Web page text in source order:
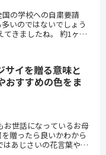
の学校への自粛要請
いのではないでしょう
サイを贈る意味と
おすすめの色をま
お世話になっているお母
贈ったら良いかわから
あじさいの花言葉や、